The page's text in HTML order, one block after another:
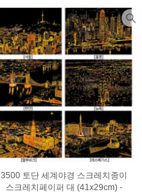
3500 토단 세계야경 스크레치종이
스크레치페이퍼 대 (41x29cm) -